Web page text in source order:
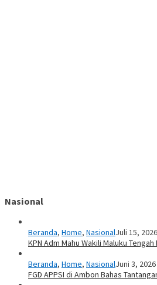
Nasional
Beranda, Home, NasionalJuli 15, 2026
KPN Adm Mahu Wakili Maluku
Beranda, Home, NasionalJuni 3, 2026
FGD APPSI di Ambon Bahas